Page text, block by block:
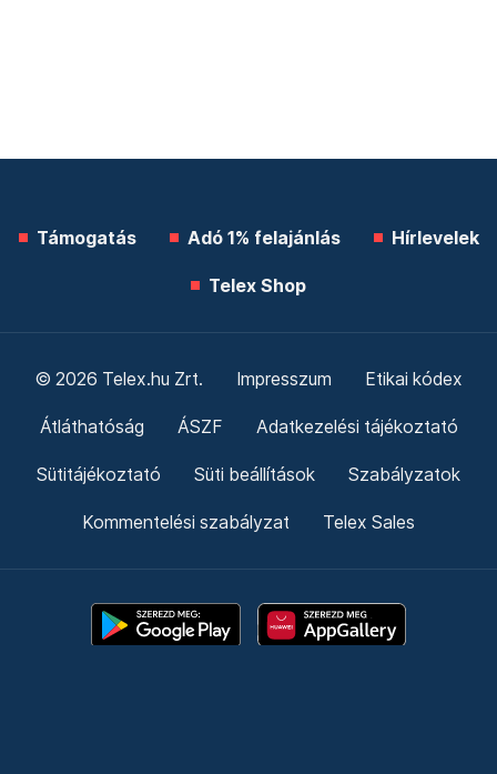
Támogatás Adó 1% felajánlás Hírlevelek
Telex Shop
© 2026 Telex.hu Zrt. Impresszum Etikai kódex
Átláthatóság ÁSZF Adatkezelési tájékoztató
Sütitájékoztató Süti beállítások Szabályzatok
Kommentelési szabályzat Telex Sales